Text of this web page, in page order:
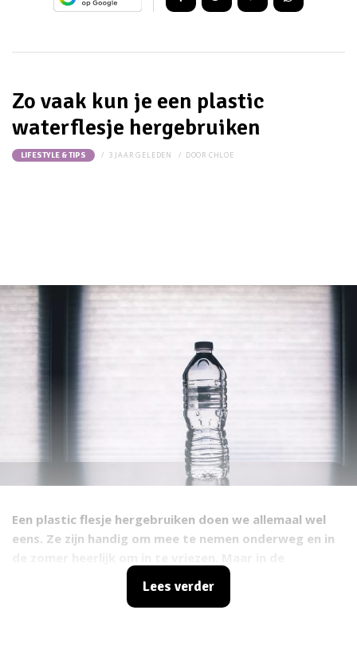
Zo vaak kun je een plastic
waterflesje hergebruiken
LIFESTYLE & TIPS 3 JAAR GELEDEN DOOR CHLOE
Een plastic flesje hergebruiken doen we allemaal wel
eens. Ze zijn handig om mee te nemen onderweg en in
vaatwasser kan het niet en dus is het niet hygiënisch
om hem eindeloos te blijven gebruiken. Daarom
Lees verder